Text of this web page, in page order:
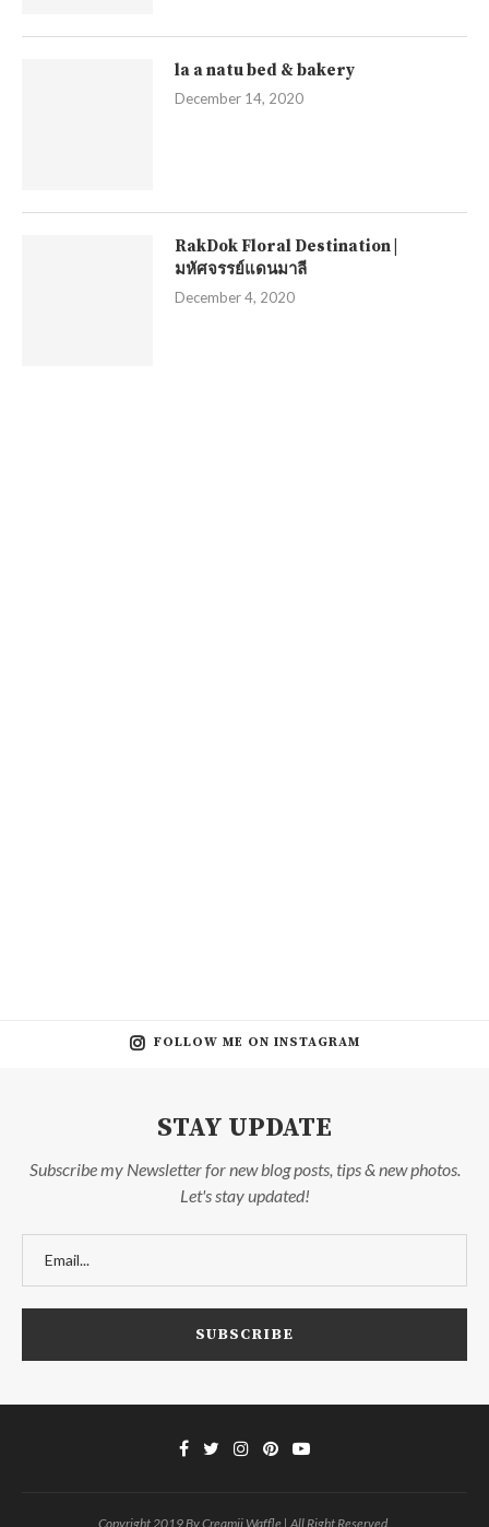
la a natu bed & bakery
December 14, 2020
RakDok Floral Destination |
มหัศจรรย์แดนมาลี
December 4, 2020
FOLLOW ME ON INSTAGRAM
STAY UPDATE
Subscribe my Newsletter for new blog posts, tips & new photos.
Let's stay updated!
Copyright 2019 By Creamii Waffle | All Right Reserved.